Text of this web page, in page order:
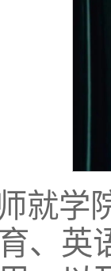
就学
、英